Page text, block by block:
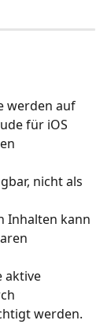
werden auf
für iOS
nicht als
Inhalten kann
aktive
werden.